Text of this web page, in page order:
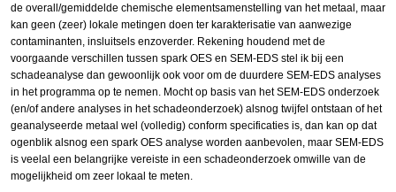
de overall/gemiddelde chemische elementsamenstelling van het metaal, maar
kan geen (zeer) lokale metingen doen ter karakterisatie van aanwezige
contaminanten, insluitsels enzoverder. Rekening houdend met de
voorgaande verschillen tussen spark OES en SEM-EDS stel ik bij een
schadeanalyse dan gewoonlijk ook voor om de duurdere SEM-EDS analyses
in het programma op te nemen. Mocht op basis van het SEM-EDS onderzoek
(en/of andere analyses in het schadeonderzoek) alsnog twijfel ontstaan of het
geanalyseerde metaal wel (volledig) conform specificaties is, dan kan op dat
ogenblik alsnog een spark OES analyse worden aanbevolen, maar SEM-EDS
is veelal een belangrijke vereiste in een schadeonderzoek omwille van de
mogelijkheid om zeer lokaal te meten.